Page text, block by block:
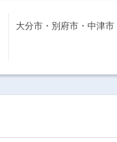
大分市・別府市・中津市